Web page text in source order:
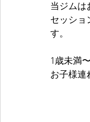
当ジムは
セッショ
す。
1歳未満
お子様連